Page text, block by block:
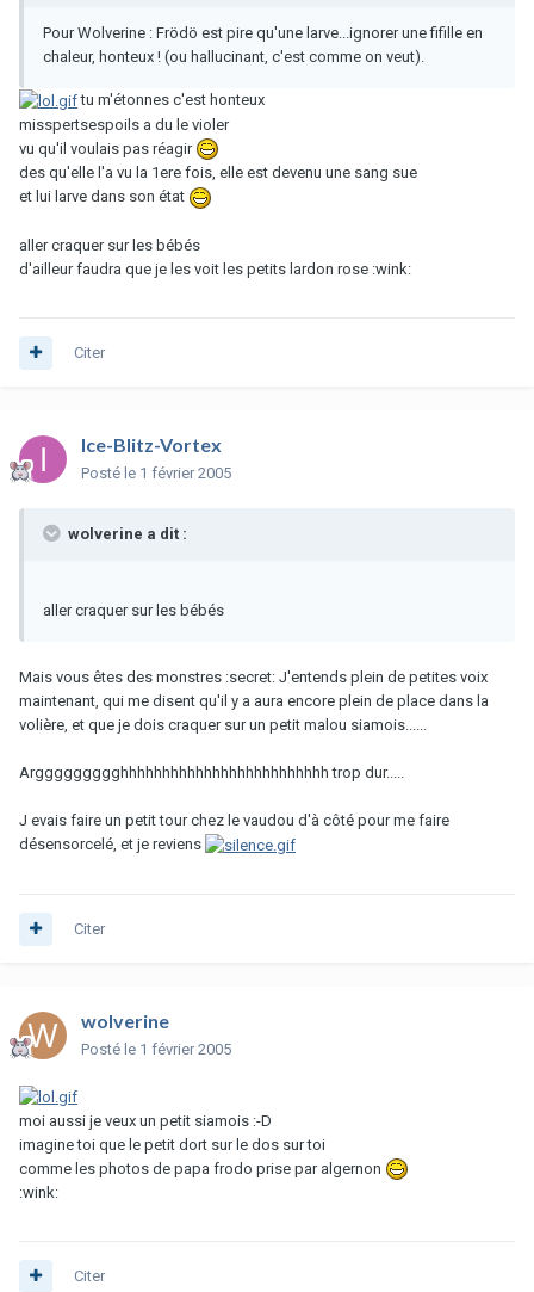
Pour Wolverine : Frödö est pire qu'une larve...ignorer une fifille en
chaleur, honteux ! (ou hallucinant, c'est comme on veut).
tu m'étonnes c'est honteux
misspertsespoils a du le violer
vu qu'il voulais pas réagir
des qu'elle l'a vu la 1ere fois, elle est devenu une sang sue
et lui larve dans son état
aller craquer sur les bébés
d'ailleur faudra que je les voit les petits lardon rose :wink:
Citer
Ice-Blitz-Vortex
Posté le 1 février 2005
wolverine a dit :
aller craquer sur les bébés
Mais vous êtes des monstres :secret: J'entends plein de petites voix
maintenant, qui me disent qu'il y a aura encore plein de place dans la
volière, et que je dois craquer sur un petit malou siamois......
Arggggggggghhhhhhhhhhhhhhhhhhhhhhhhh trop dur.....
J evais faire un petit tour chez le vaudou d'à côté pour me faire
désensorcelé, et je reviens
Citer
wolverine
Posté le 1 février 2005
moi aussi je veux un petit siamois :-D
imagine toi que le petit dort sur le dos sur toi
comme les photos de papa frodo prise par algernon
:wink:
Citer